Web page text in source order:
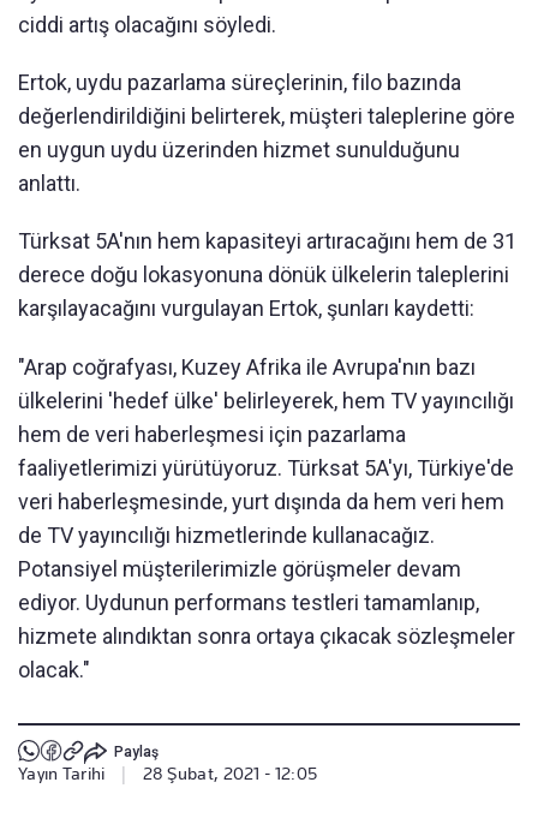
ciddi artış olacağını söyledi.
Ertok, uydu pazarlama süreçlerinin, filo bazında
değerlendirildiğini belirterek, müşteri taleplerine göre
en uygun uydu üzerinden hizmet sunulduğunu
anlattı.
Türksat 5A'nın hem kapasiteyi artıracağını hem de 31
derece doğu lokasyonuna dönük ülkelerin taleplerini
karşılayacağını vurgulayan Ertok, şunları kaydetti:
"Arap coğrafyası, Kuzey Afrika ile Avrupa'nın bazı
ülkelerini 'hedef ülke' belirleyerek, hem TV yayıncılığı
hem de veri haberleşmesi için pazarlama
faaliyetlerimizi yürütüyoruz. Türksat 5A'yı, Türkiye'de
veri haberleşmesinde, yurt dışında da hem veri hem
de TV yayıncılığı hizmetlerinde kullanacağız.
Potansiyel müşterilerimizle görüşmeler devam
ediyor. Uydunun performans testleri tamamlanıp,
hizmete alındıktan sonra ortaya çıkacak sözleşmeler
olacak."
Paylaş
Yayın Tarihi | 28 Şubat, 2021 - 12:05